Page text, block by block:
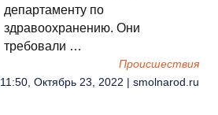
департаменту по
здравоохранению. Они
требовали …
Происшествия
11:50, Октябрь 23, 2022 | smolnarod.ru